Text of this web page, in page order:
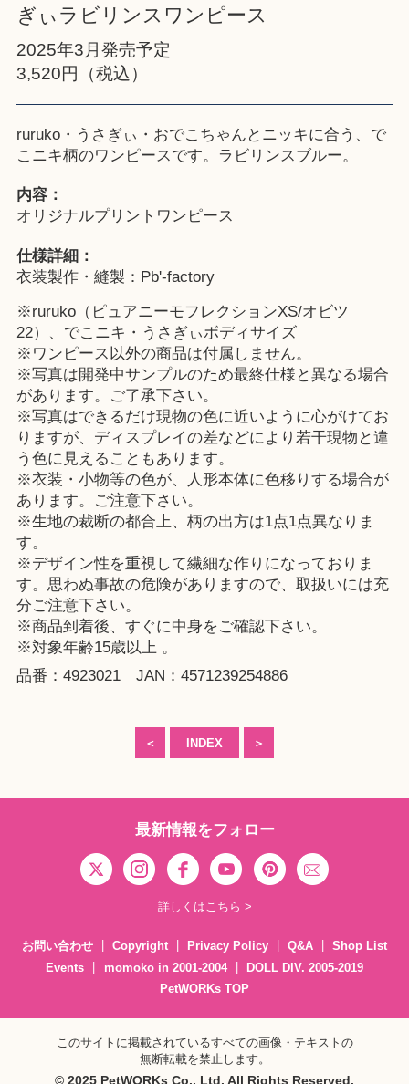
ぎぃラビリンスワンピース
2025年3月発売予定
3,520円（税込）
ruruko・うさぎぃ・おでこちゃんとニッキに合う、で
こニキ柄のワンピースです。ラビリンスブルー。
内容：
オリジナルプリントワンピース
仕様詳細：
衣装製作・縫製：Pb'-factory
※ruruko（ピュアニーモフレクションXS/オビツ
22）、でこニキ・うさぎぃボディサイズ
※ワンピース以外の商品は付属しません。
※写真は開発中サンプルのため最終仕様と異なる場合
があります。ご了承下さい。
※写真はできるだけ現物の色に近いように心がけてお
りますが、ディスプレイの差などにより若干現物と違
う色に見えることもあります。
※衣装・小物等の色が、人形本体に色移りする場合が
あります。ご注意下さい。
※生地の裁断の都合上、柄の出方は1点1点異なりま
す。
※デザイン性を重視して繊細な作りになっておりま
す。思わぬ事故の危険がありますので、取扱いには充
分ご注意下さい。
※商品到着後、すぐに中身をご確認下さい。
※対象年齢15歳以上 。
品番：4923021 JAN：4571239254886
＜ INDEX ＞
最新情報をフォロー
詳しくはこちら >
お問い合わせ Copyright Privacy Policy Q&A
Shop List
Events
momoko in 2001-2004
DOLL DIV. 2005-2019
PetWORKs TOP
このサイトに掲載されているすべての画像・テキストの
無断転載を禁止します。
© 2025 PetWORKs Co., Ltd. All Rights Reserved.